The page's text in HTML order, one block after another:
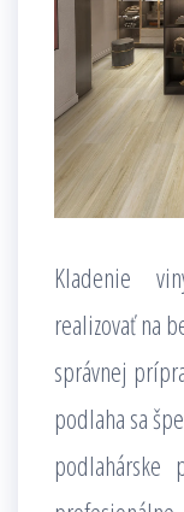
Kladenie
realizovať na
správnej
podlaha sa
podlahárske